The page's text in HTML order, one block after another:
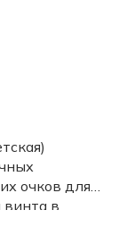
очков для
в
мм.